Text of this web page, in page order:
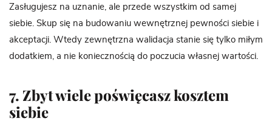
Zasługujesz na uznanie, ale przede wszystkim od samej
siebie. Skup się na budowaniu wewnętrznej pewności siebie i
akceptacji. Wtedy zewnętrzna walidacja stanie się tylko miłym
dodatkiem, a nie koniecznością do poczucia własnej wartości.
7. Zbyt wiele poświęcasz kosztem
siebie